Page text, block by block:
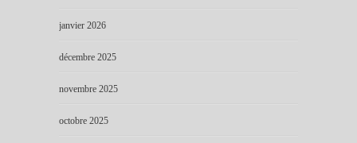
janvier 2026
décembre 2025
novembre 2025
octobre 2025